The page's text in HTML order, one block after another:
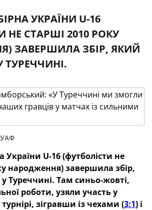
УКРАЇНИ U-16
НЕ СТАРШІ 2010 РОКУ
ЗАВЕРШИЛА ЗБІР, ЯКИЙ
УАФ
України U-16 (футболісти не
народження) завершила збір,
Туреччині. Там синьо-жовті,
роботи, узяли участь у
зігравши із чехами (3:1) і